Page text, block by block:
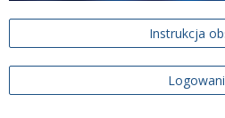
Instrukcja